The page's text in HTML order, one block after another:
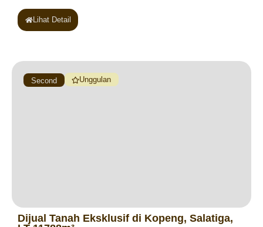
Lihat Detail
Second Unggulan
Dijual Tanah Eksklusif di Kopeng, Salatiga,